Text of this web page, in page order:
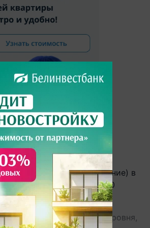
двухэтажный дом
строение) в
2024 года постройки, в 10
блоков, дом в 2 уровня,